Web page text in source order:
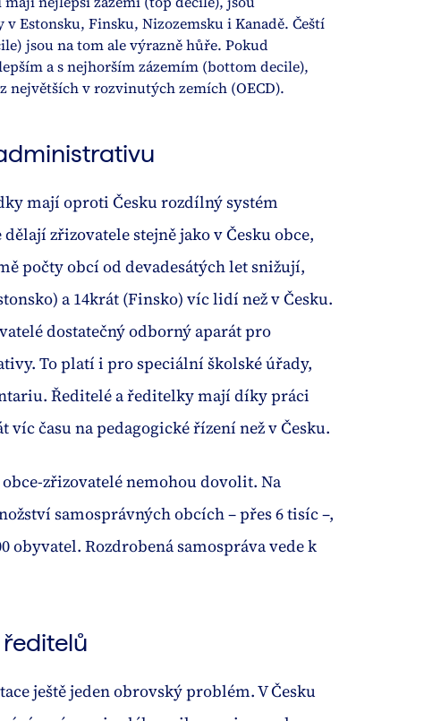
Estonsku, Finsku, Nizozemsku i Kanadě. Čeští
jsou na tom ale výrazně hůře. Pokud
a s nejhorším zázemím (bottom decile),
mají oproti Česku rozdílný systém
zřizovatele stejně jako v Česku obce,
počty obcí od devadesátých let snižují,
a 14krát (Finsko) víc lidí než v Česku.
dostatečný odborný aparát pro
To platí i pro speciální školské úřady,
Ředitelé a ředitelky mají díky práci
času na pedagogické řízení než v Česku.
zřizovatelé nemohou dovolit. Na
samosprávných obcích – přes 6 tisíc –,
obyvatel. Rozdrobená samospráva vede k
ještě jeden obrovský problém. V Česku